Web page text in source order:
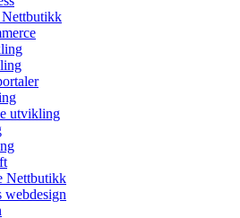
utvikling
Nettbutikk
webdesign
og partnerskap